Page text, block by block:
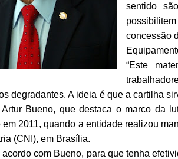
sentido
concessão
“Este
degradantes. A ideia é que a cartilha
Artur Bueno, que destaca o marco da
em 2011, quando a entidade realizou
(CNI), em Brasília.
com Bueno, para que tenha